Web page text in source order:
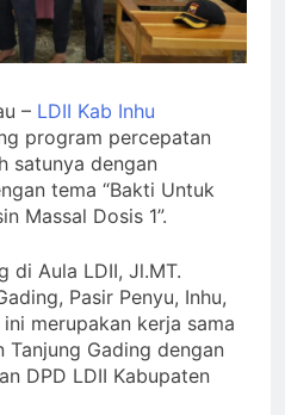
– LDII Kab Inhu
program percepatan
satunya dengan
tema “Bakti Untuk
Massal Dosis 1”.
di Aula LDII, Jl.MT.
Pasir Penyu, Inhu,
merupakan kerja sama
Tanjung Gading dengan
DPD LDII Kabupaten